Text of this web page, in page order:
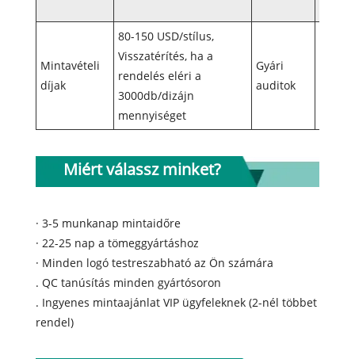
Mintavételi
díjak
80-150 USD/stílus,
Visszatérítés, ha a
rendelés eléri a
3000db/dizájn
mennyiséget
Gyári
auditok
Miért válassz minket?
· 3-5 munkanap mintaidőre
· 22-25 nap a tömeggyártáshoz
· Minden logó testreszabható az Ön számára
. QC tanúsítás minden gyártósoron
. Ingyenes mintaajánlat VIP ügyfeleknek (2-nél többet
rendel)